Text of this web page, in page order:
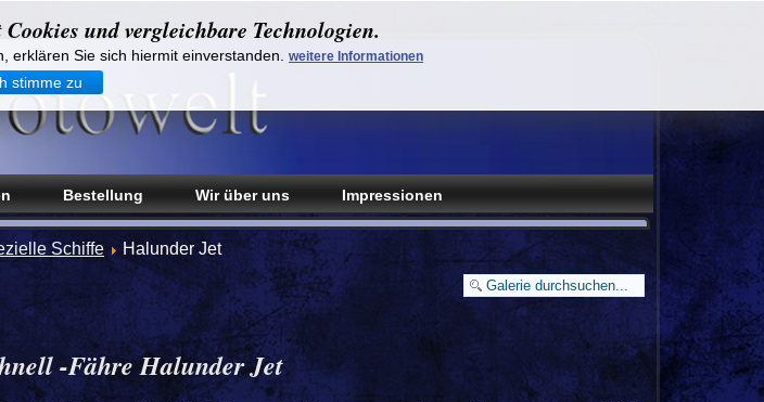
Bestellung Wir über uns Impressionen
und vergleichbare Technologien.
erklären Sie sich hiermit einverstanden. weitere Informationen
stimme zu
Schiffe Halunder Jet
-Fähre Halunder Jet